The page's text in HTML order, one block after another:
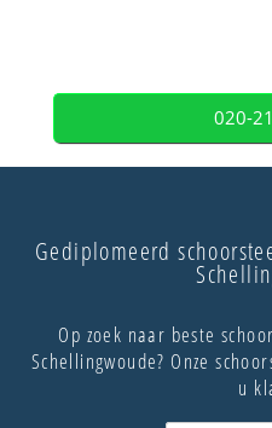
020-
Gediplomeerd
Op zoek naar beste
Schellingwoude? Onze
u